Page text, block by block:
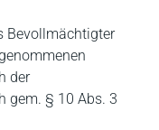
Bevollmächtigter
der
gem. § 10 Abs. 3